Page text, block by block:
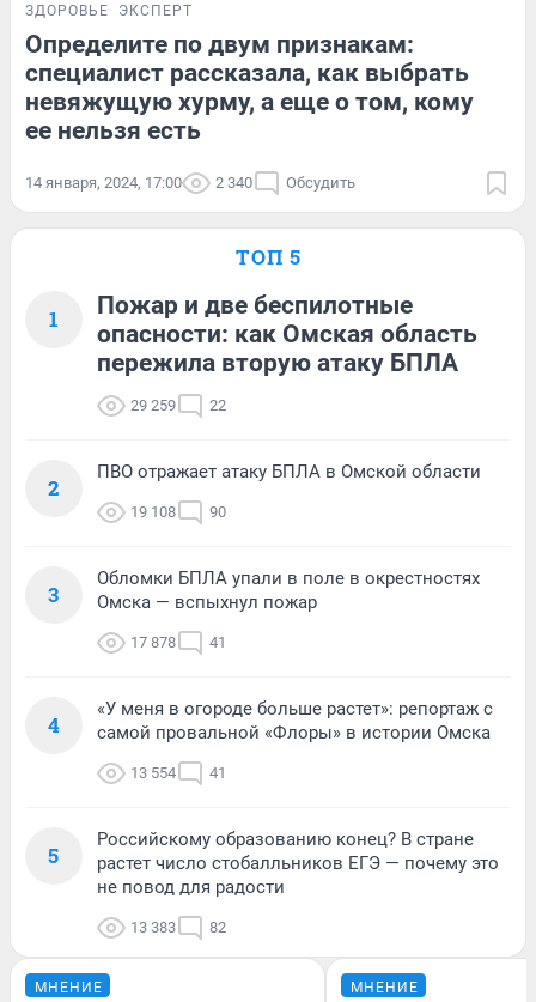
ЗДОРОВЬЕ ЭКСПЕРТ
Определите по двум признакам:
специалист рассказала, как выбрать
невяжущую хурму, а еще о том, кому
ее нельзя есть
14 января, 2024, 17:00 2 340 Обсудить
ТОП 5
1
Пожар и две беспилотные
опасности: как Омская область
пережила вторую атаку БПЛА
29 259 22
2
ПВО отражает атаку БПЛА в Омской области
19 108 90
3
Обломки БПЛА упали в поле в окрестностях
Омска — вспыхнул пожар
17 878 41
4
«У меня в огороде больше растет»: репортаж с
самой провальной «Флоры» в истории Омска
13 554 41
5
Российскому образованию конец? В стране
растет число стобалльников ЕГЭ — почему это
не повод для радости
13 383 82
МНЕНИЕ МНЕНИЕ